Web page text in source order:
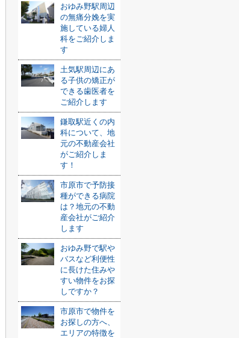
おゆみ野駅周辺
の無痛分娩を実
施している婦人
科をご紹介しま
す
土気駅周辺にあ
る子供の矯正が
できる歯医者を
ご紹介します
鎌取駅近くの内
科について、地
元の不動産会社
がご紹介しま
す！
市原市で予防接
種ができる病院
は？地元の不動
産会社がご紹介
します
おゆみ野で駅や
バスなど利便性
に長けた住みや
すい物件をお探
しですか？
市原市で物件を
お探しの方へ、
エリアの特徴を